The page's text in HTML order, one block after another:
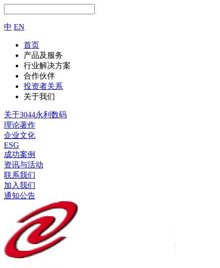
中 EN
首页
产品及服务
行业解决方案
合作伙伴
投资者关系
关于我们
关于3044永利数码
理论著作
企业文化
ESG
成功案例
资讯与活动
联系我们
加入我们
通知公告